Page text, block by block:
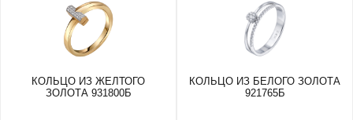
КОЛЬЦО ИЗ ЖЕЛТОГО
ЗОЛОТА 931800Б
КОЛЬЦО ИЗ БЕЛОГО ЗОЛОТА
921765Б